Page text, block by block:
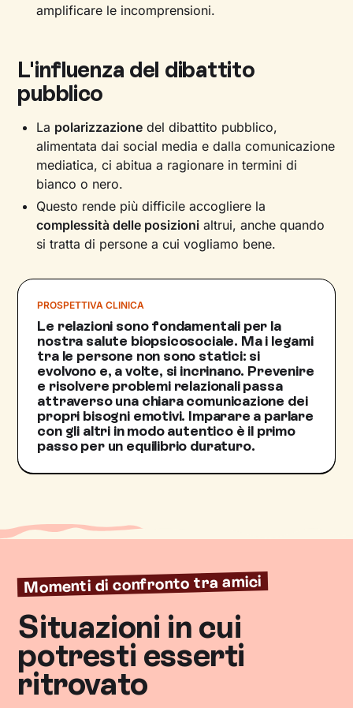
amplificare le incomprensioni.
L'influenza del dibattito
pubblico
La polarizzazione del dibattito pubblico,
alimentata dai social media e dalla comunicazione
mediatica, ci abitua a ragionare in termini di
bianco o nero.
Questo rende più difficile accogliere la
complessità delle posizioni altrui, anche quando
si tratta di persone a cui vogliamo bene.
PROSPETTIVA CLINICA
Le relazioni sono fondamentali per la
nostra salute biopsicosociale. Ma i legami
tra le persone non sono statici: si
evolvono e, a volte, si incrinano. Prevenire
e risolvere problemi relazionali passa
attraverso una chiara comunicazione dei
propri bisogni emotivi. Imparare a parlare
con gli altri in modo autentico è il primo
passo per un equilibrio duraturo.
Momenti di confronto tra amici
Situazioni in cui
potresti esserti
ritrovato